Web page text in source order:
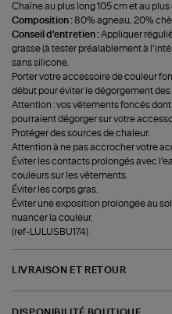
Chaîne au plus long 105 cm et au plus
Composition :80% agneau, 20%
Conseil d'entretien :Appliquer
grasse (à tester préalablement à
sans silicone.
Porter votre accessoire de couleur
début pour éviter le dégorgement
Attention : vos vêtements foncés
pourraient dégorger sur votre
Protéger des sources de chaleur.
Attention à ne pas accrocher votre
Éviter les contacts prolongés avec
couleurs sur les vêtements.
Éviter les corps gras.
Éviter une exposition prolongée au
nuancer la couleur.
(ref-LULUSBU174)
LIVRAISON ET RETOUR